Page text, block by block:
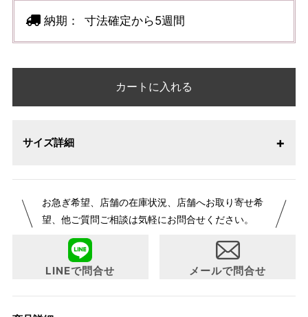
納期： 寸法確定から5週間
カートに入れる
サイズ詳細
が変更になりました。パターンオーダーは、お客様のお声か
らよりお召しになりやすい寸法に変更いたしました。変更点
について詳細をお知りになりたい方はお問い合わせくださ
お急ぎ希望、店舗の在庫状況、店舗へお取り寄せ希
望、他ご質問ご相談は気軽にお問合せください。
LINEで問合せ メールで問合せ